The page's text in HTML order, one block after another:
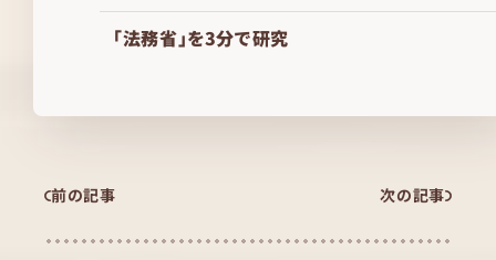
「法務省」を3分で研究
前の記事 次の記事